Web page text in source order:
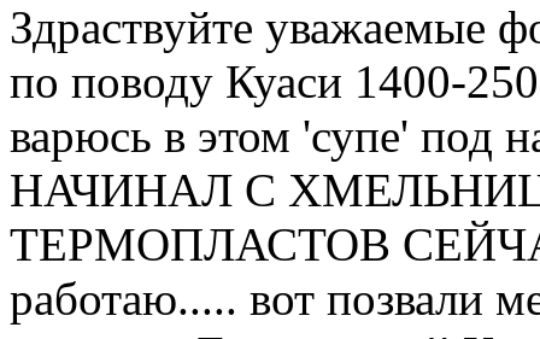
Здраствуйте уважаемые
по поводу Куаси 1400-
варюсь в этом 'супе'
НАЧИНАЛ С
ТЕРМОПЛАСТОВ
работаю..... вот позвали